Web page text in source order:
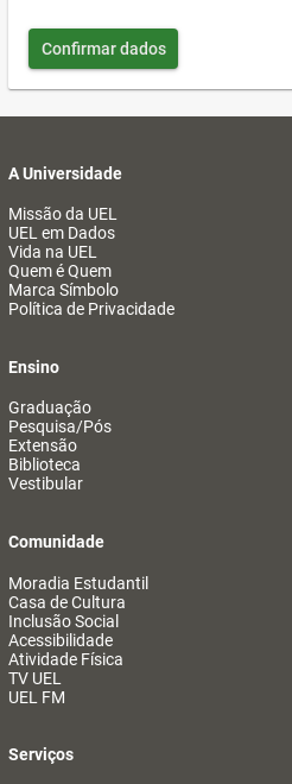
Confirmar dados
A Universidade
Missão da UEL
UEL em Dados
Vida na UEL
Quem é Quem
Marca Símbolo
Política de Privacidade
Ensino
Graduação
Pesquisa/Pós
Extensão
Biblioteca
Vestibular
Comunidade
Moradia Estudantil
Casa de Cultura
Inclusão Social
Acessibilidade
Atividade Física
TV UEL
UEL FM
Serviços